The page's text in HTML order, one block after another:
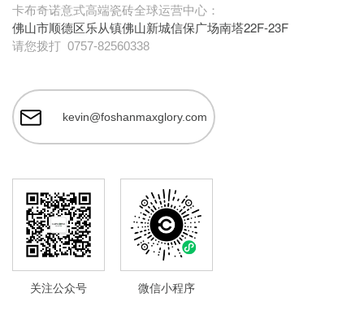
卡布奇诺意式高端瓷砖全球运营中心：
佛山市顺德区乐从镇佛山新城信保广场南塔22F-23F
请您拨打 0757-82560338
kevin@foshanmaxglory.com
关注公众号 微信小程序